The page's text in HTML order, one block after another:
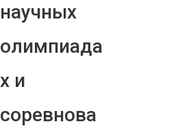
научных
олимпиада
х и
соревнова